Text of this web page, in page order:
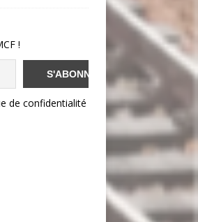
!
de confidentialité